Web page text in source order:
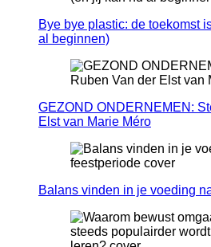
Bye bye plastic: de toekomst
al beginnen)
GEZOND ONDERNEMEN:
Elst van Marie Méro
Balans vinden in je voeding